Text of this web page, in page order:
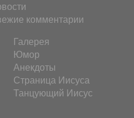
комментарии
Галерея
Юмор
Анекдоты
Страница Иисуса
Танцующий Иисус